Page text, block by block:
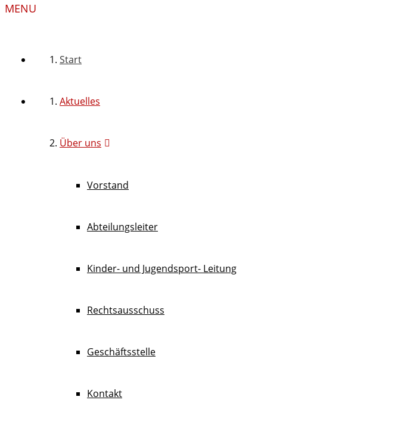
MENU
Start
Aktuelles
Über uns
Vorstand
Abteilungsleiter
Kinder- und Jugendsport- Leitung
Rechtsausschuss
Geschäftsstelle
Kontakt